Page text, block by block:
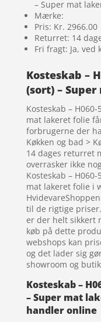
– Super mat
Mærke:
Pris: Kr. 2966.00
Returret: 14
Fri fragt: Ja, ved
Kosteskab –
(sort) –
Kosteskab –
mat lakeret folie
forbrugerne der
Køkken og bad >
14 dages returret
overrasker ikke
Kosteskab –
mat lakeret folie i
til de rigtige
er der helt sikkert
køb på dette
webshops kan
og det lader sig
showroom og
Kosteskab –
– Super mat
handler online